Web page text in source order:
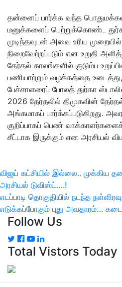
தன்னைப் பார்க்க வந்த
மனுக்களைப் பெற்றுக்கொண்ட
முடிந்தவுடன் அவை உரிய முறையில்
நிறைவேற்றப்படும் என உறுதி
தேர்தல் காலங்களில் குடும்ப
பணியாற்றும் வழக்கத்தை உடைத்து,
பேச்சாளரைப் போலத் துர்கா
2026 தேர்தலில் திமுகவின்
அங்கமாகப் பார்க்கப்படுகிறது.
குறிப்பாகப் பெண் வாக்காளர்களைக்
சீட்டாக இருக்கும் என அரசியல்
இடுகை
பட்டியல்
Previous
Post
விஜய் கட்சியில் இல்லை.. முக்கிய
அரசியல் டுவிஸ்ட்….!
Next
Post
எடப்பாடி தொகுதியில் நடந்த
எடுக்கப்போகும் புது அவதாரம்…
Follow Us
Total Vistors Today